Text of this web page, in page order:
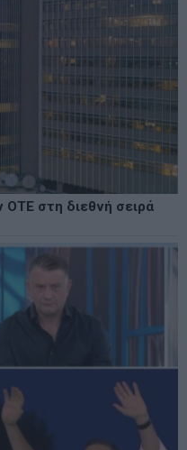
ΟΤΕ στη διεθνή σειρά